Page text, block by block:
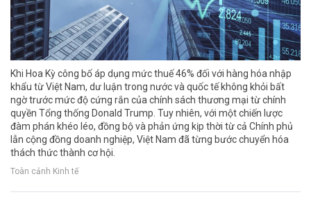
Khi Hoa Kỳ công bố áp dụng mức thuế 46% đối với hàng hóa nhập
khẩu từ Việt Nam, dư luận trong nước và quốc tế không khỏi bất
ngờ trước mức độ cứng rắn của chính sách thương mại từ chính
quyền Tổng thống Donald Trump. Tuy nhiên, với một chiến lược
đàm phán khéo léo, đồng bộ và phản ứng kịp thời từ cả Chính phủ
lẫn cộng đồng doanh nghiệp, Việt Nam đã từng bước chuyển hóa
thách thức thành cơ hội.
Toàn cảnh Kinh tế